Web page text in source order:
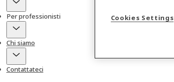
Per professionisti
Chi siamo
Contattateci
Cookies Settings